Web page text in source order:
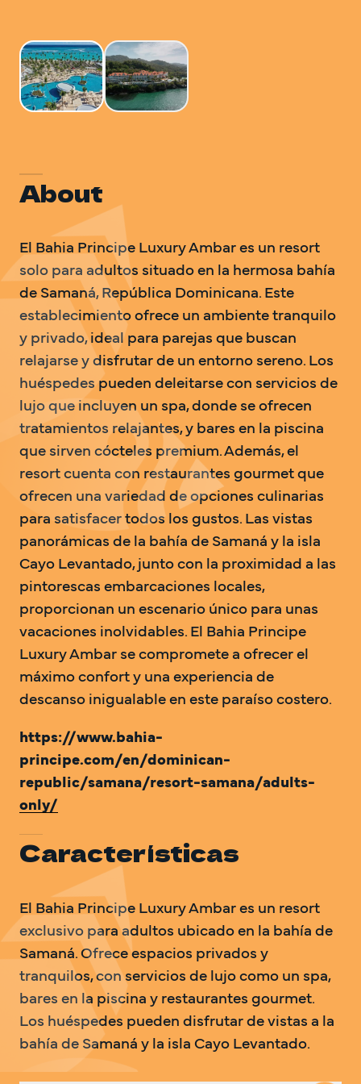
About
El Bahia Principe Luxury Ambar es un resort
solo para adultos situado en la hermosa bahía
de Samaná, República Dominicana. Este
establecimiento ofrece un ambiente tranquilo
y privado, ideal para parejas que buscan
relajarse y disfrutar de un entorno sereno. Los
huéspedes pueden deleitarse con servicios de
lujo que incluyen un spa, donde se ofrecen
tratamientos relajantes, y bares en la piscina
que sirven cócteles premium. Además, el
resort cuenta con restaurantes gourmet que
ofrecen una variedad de opciones culinarias
para satisfacer todos los gustos. Las vistas
panorámicas de la bahía de Samaná y la isla
Cayo Levantado, junto con la proximidad a las
pintorescas embarcaciones locales,
proporcionan un escenario único para unas
vacaciones inolvidables. El Bahia Principe
Luxury Ambar se compromete a ofrecer el
máximo confort y una experiencia de
descanso inigualable en este paraíso costero.
https://www.bahia-
principe.com/en/dominican-
republic/samana/resort-samana/adults-
only/
Características
El Bahia Principe Luxury Ambar es un resort
exclusivo para adultos ubicado en la bahía de
Samaná. Ofrece espacios privados y
tranquilos, con servicios de lujo como un spa,
bares en la piscina y restaurantes gourmet.
Los huéspedes pueden disfrutar de vistas a la
bahía de Samaná y la isla Cayo Levantado.